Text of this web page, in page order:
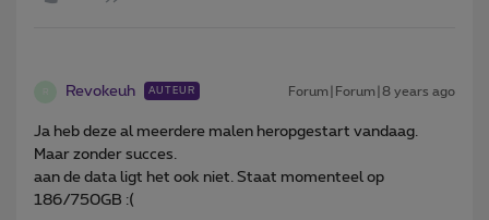
Revokeuh AUTEUR Forum|Forum|8 years ago
Ja heb deze al meerdere malen heropgestart vandaag.
Maar zonder succes.
aan de data ligt het ook niet. Staat momenteel op
186/750GB :(